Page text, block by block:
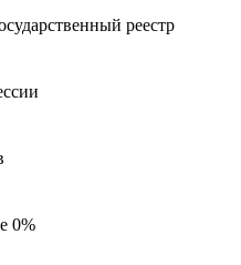
реестр
0%